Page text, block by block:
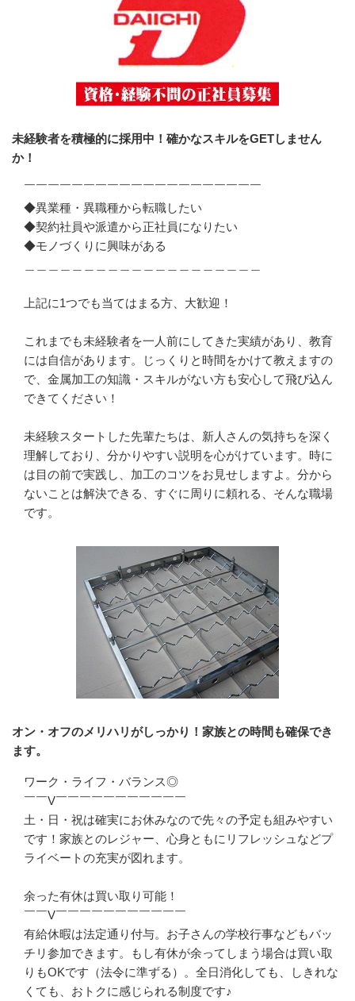
未経験者を積極的に採用中！確かなスキルをGETしません
か！
￣￣￣￣￣￣￣￣￣￣￣￣￣￣￣￣￣￣￣￣
◆異業種・異職種から転職したい
◆契約社員や派遣から正社員になりたい
◆モノづくりに興味がある
上記に1つでも当てはまる方、大歓迎！
これまでも未経験者を一人前にしてきた実績があり、教育
には自信があります。じっくりと時間をかけて教えますの
で、金属加工の知識・スキルがない方も安心して飛び込ん
できてください！
未経験スタートした先輩たちは、新人さんの気持ちを深く
理解しており、分かりやすい説明を心がけています。時に
は目の前で実践し、加工のコツをお見せしますよ。分から
ないことは解決できる、すぐに周りに頼れる、そんな職場
です。
オン・オフのメリハリがしっかり！家族との時間も確保でき
ます。
ワーク・ライフ・バランス◎
￣￣V￣￣￣￣￣￣￣￣￣￣￣
土・日・祝は確実にお休みなので先々の予定も組みやすい
です！家族とのレジャー、心身ともにリフレッシュなどプ
ライベートの充実が図れます。
余った有休は買い取り可能！
￣￣V￣￣￣￣￣￣￣￣￣￣￣
有給休暇は法定通り付与。お子さんの学校行事などもバッ
チリ参加できます。もし有休が余ってしまう場合は買い取
りもOKです（法令に準ずる）。全日消化しても、しきれな
くても、おトクに感じられる制度です♪